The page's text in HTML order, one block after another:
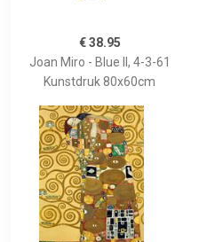
€ 38.95
Joan Miro - Blue II, 4-3-61
Kunstdruk 80x60cm